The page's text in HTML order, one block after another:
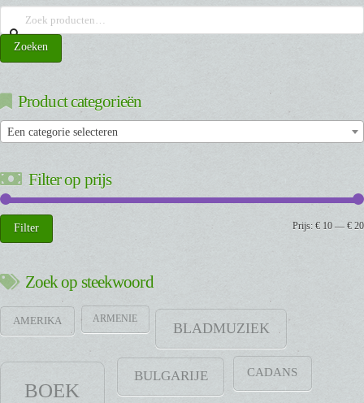
Zoeken
naar:
Zoeken
Product categorieën
Een categorie selecteren
Filter op prijs
Min.
prijs
Max.
prijs
Filter Prijs: € 10 — € 20
Zoek op steekwoord
AMERIKA ARMENIE
BLADMUZIEK
BOEK
BULGARIJE CADANS